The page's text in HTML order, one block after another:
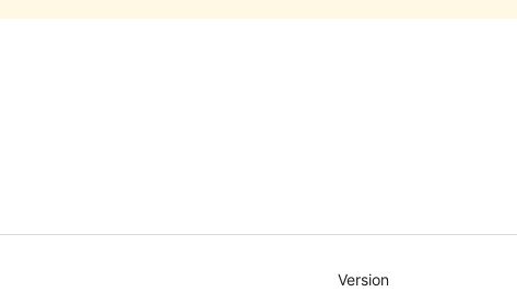
Meta
Version